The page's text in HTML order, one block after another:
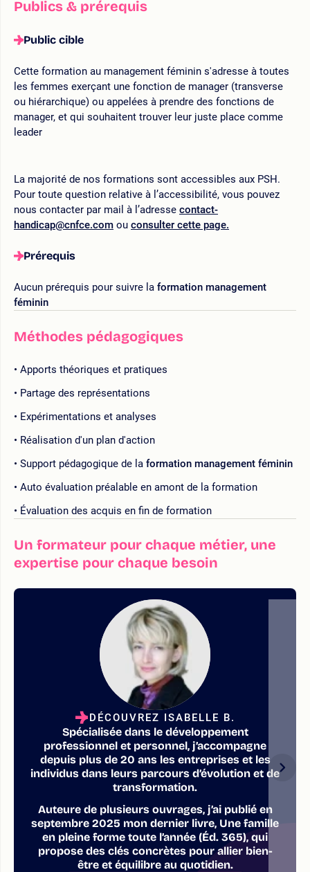
Publics & prérequis
Public cible
Cette formation au management féminin s'adresse à toutes
les femmes exerçant une fonction de manager (transverse
ou hiérarchique) ou appelées à prendre des fonctions de
manager, et qui souhaitent trouver leur juste place comme
leader
La majorité de nos formations sont accessibles aux PSH.
Pour toute question relative à l’accessibilité, vous pouvez
nous contacter par mail à l’adresse contact-
handicap@cnfce.com ou consulter cette page.
Prérequis
Aucun prérequis pour suivre la formation management
féminin
Méthodes pédagogiques
Apports théoriques et pratiques
Partage des représentations
Expérimentations et analyses
Réalisation d'un plan d'action
Support pédagogique de la formation management féminin
Auto évaluation préalable en amont de la formation
Évaluation des acquis en fin de formation
Un formateur pour chaque métier, une
expertise pour chaque besoin
DÉCOUVREZ ISABELLE B.
Spécialisée dans le développement
professionnel et personnel, j’accompagne
depuis plus de 20 ans les entreprises et les
individus dans leurs parcours d’évolution et de
transformation.
Auteure de plusieurs ouvrages, j’ai publié en
septembre 2025 mon dernier livre, Une famille
en pleine forme toute l’année (Éd. 365), qui
propose des clés concrètes pour allier bien-
être et équilibre au quotidien.